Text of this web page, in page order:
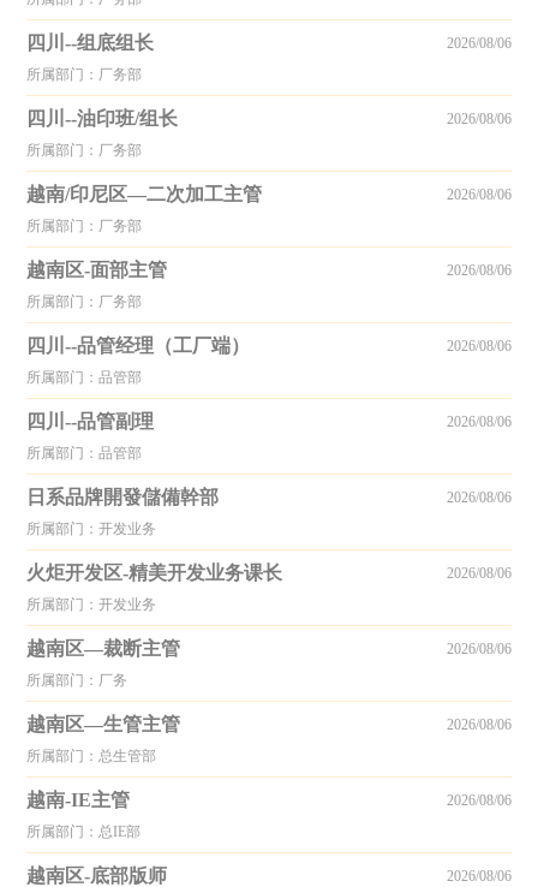
四川--组底组长
所属部门：厂务部
2026/08/06
四川--油印班/组长
所属部门：厂务部
2026/08/06
越南/印尼区—二次加工主管
所属部门：厂务部
2026/08/06
越南区-面部主管
所属部门：厂务部
2026/08/06
四川--品管经理（工厂端）
所属部门：品管部
2026/08/06
四川--品管副理
所属部门：品管部
2026/08/06
日系品牌開發儲備幹部
所属部门：开发业务
2026/08/06
火炬开发区-精美开发业务课长
所属部门：开发业务
2026/08/06
越南区—裁断主管
所属部门：厂务
2026/08/06
越南区—生管主管
所属部门：总生管部
2026/08/06
越南-IE主管
所属部门：总IE部
2026/08/06
越南区-底部版师 2026/08/06